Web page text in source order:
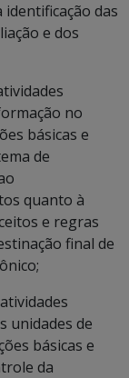
das
e dos
no
básicas e
de
quanto à
e regras
final de
unidades de
básicas e
da